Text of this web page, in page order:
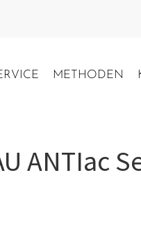
METHODEN
ANTIac